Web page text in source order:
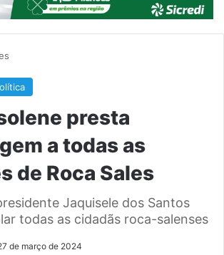
presta
a todas as
de Roca Sales
Jaquisele dos Santos
todas as cidadãs roca-salenses
de março de 2024